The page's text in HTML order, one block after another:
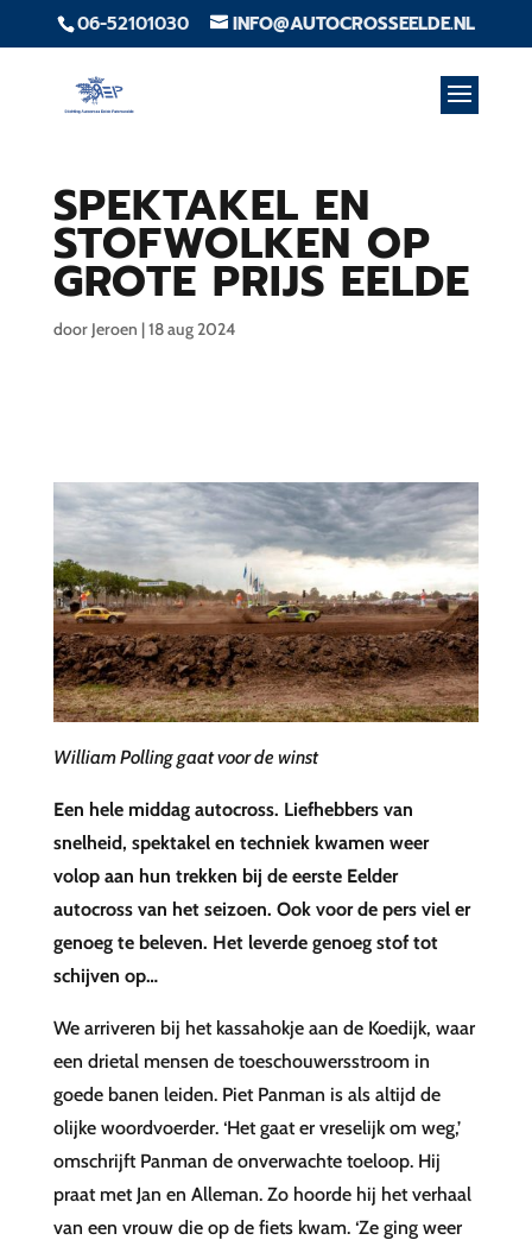
06-52101030 INFO@AUTOCROSSEELDE.NL
SPEKTAKEL EN
STOFWOLKEN OP
GROTE PRIJS EELDE
door Jeroen |18 aug 2024
William Polling gaat voor de winst
Een hele middag autocross. Liefhebbers van
snelheid, spektakel en techniek kwamen weer
volop aan hun trekken bij de eerste Eelder
autocross van het seizoen. Ook voor de pers viel er
genoeg te beleven. Het leverde genoeg stof tot
schijven op…
We arriveren bij het kassahokje aan de Koedijk, waar
een drietal mensen de toeschouwersstroom in
goede banen leiden. Piet Panman is als altijd de
olijke woordvoerder. ‘Het gaat er vreselijk om weg,’
omschrijft Panman de onverwachte toeloop. Hij
praat met Jan en Alleman. Zo hoorde hij het verhaal
van een vrouw die op de fiets kwam. ‘Ze ging weer